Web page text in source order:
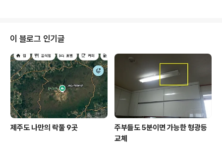
이 블로그 인기글
제주도 나만의 락풀 9곳
주부들도 5분이면 가능한 형광등
교체